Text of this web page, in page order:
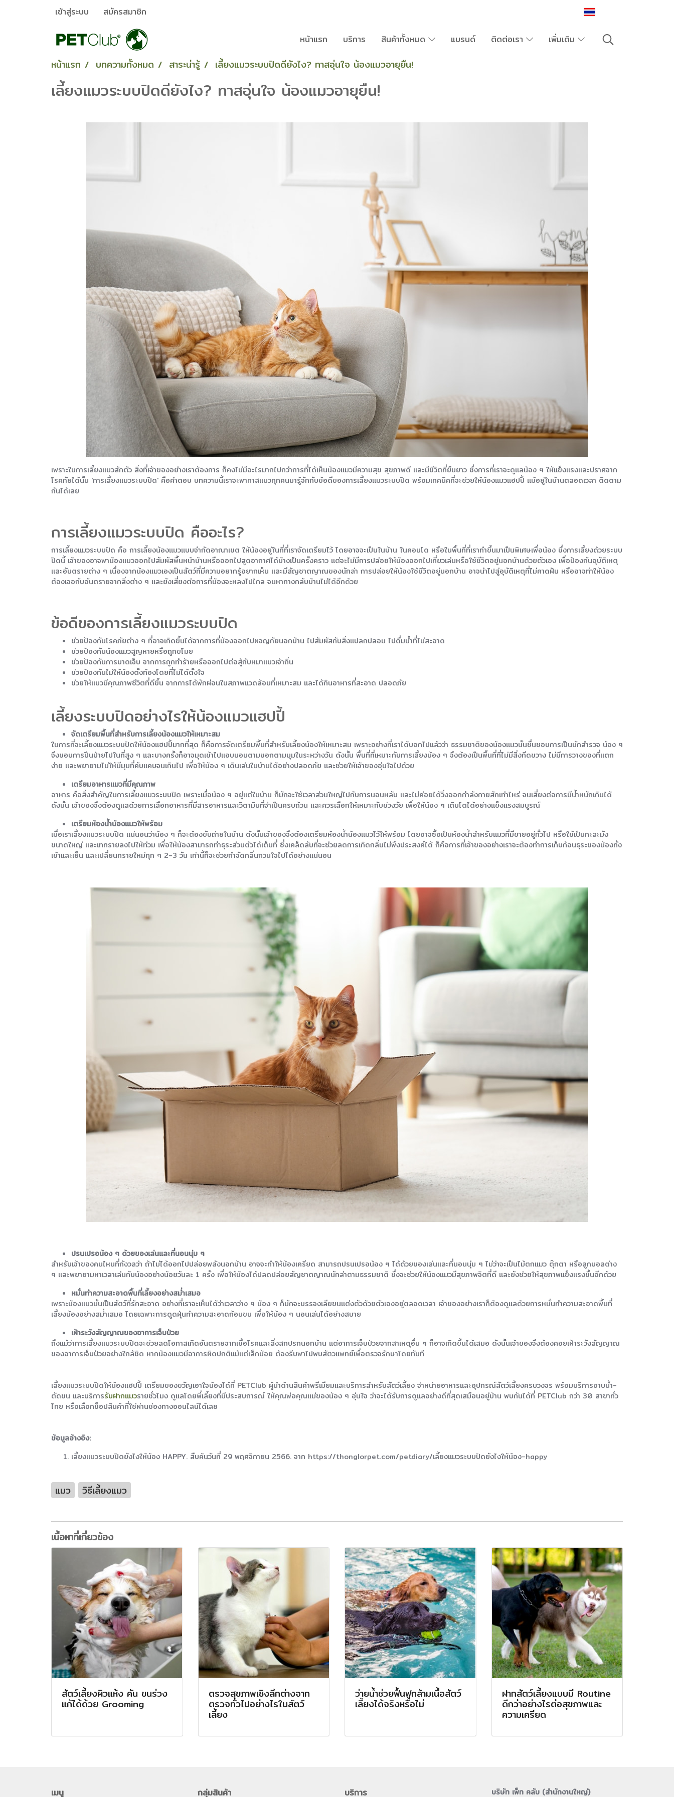
เข้าสู่ระบบ สมัครสมาชิก
หน้าแรก บริการ สินค้าทั้งหมด แบรนด์ ติดต่อเรา เพิ่มเติม
หน้าแรก บทความทั้งหมด สาระน่ารู้ เลี้ยงแมวระบบปิดดียังไง? ทาสอุ่นใจ น้องแมวอายุยืน!
เลี้ยงแมวระบบปิดดียังไง? ทาสอุ่นใจ น้องแมวอายุยืน!
เพราะในการเลี้ยงแมวสักตัว สิ่งที่เจ้าของอย่างเราต้องการ ก็คงไม่มีอะไรมากไปกว่าการที่ได้เห็นน้องแมวมีความสุข สุขภาพดี และมีชีวิตที่ยืนยาว ซึ่งการที่เราจะดูแลน้อง ๆ ให้แข็งแรงและปราศจาก
โรคภัยได้นั้น 'การเลี้ยงแมวระบบปิด' คือคำตอบ บทความนี้เราจะพาทาสแมวทุกคนมารู้จักกับข้อดีของการเลี้ยงแมวระบบปิด พร้อมเทคนิคที่จะช่วยให้น้องแมวแฮปปี้ แม้อยู่ในบ้านตลอดเวลา ติดตาม
กันได้เลย
การเลี้ยงแมวระบบปิด คืออะไร?
การเลี้ยงแมวระบบปิด คือ การเลี้ยงน้องแมวแบบจำกัดอาณาเขต ให้น้องอยู่ในที่ที่เราจัดเตรียมไว้ โดยอาจจะเป็นในบ้าน ในคอนโด หรือในพื้นที่ที่เราทำขึ้นมาเป็นพิเศษเพื่อน้อง ซึ่งการเลี้ยงด้วยระบบ
ปิดนี้ เจ้าของอาจพาน้องแมวออกไปสัมผัสพื้นหน้าบ้านหรือออกไปสูดอากาศได้บ้างเป็นครั้งคราว แต่จะไม่มีการปล่อยให้น้องออกไปเที่ยวเล่นหรือใช้ชีวิตอยู่นอกบ้านด้วยตัวเอง เพื่อป้องกันอุบัติเหตุ
และอันตรายต่าง ๆ เนื่องจากน้องแมวเองเป็นสัตว์ที่มีความอยากรู้อยากเห็น และมีสัญชาตญาณของนักล่า การปล่อยให้น้องใช้ชีวิตอยู่นอกบ้าน อาจนำไปสู่อุบัติเหตุที่ไม่คาดฝัน หรืออาจทำให้น้อง
ต้องเจอกับอันตรายจากสิ่งต่าง ๆ และยังเสี่ยงต่อการที่น้องจะหลงไปไกล จนหาทางกลับบ้านไม่ได้อีกด้วย
ข้อดีของการเลี้ยงแมวระบบปิด
ช่วยป้องกันโรคภัยต่าง ๆ ที่อาจเกิดขึ้นได้จากการที่น้องออกไปผจญภัยนอกบ้าน ไปสัมผัสกับสิ่งแปลกปลอม ไปดื่มน้ำที่ไม่สะอาด
ช่วยป้องกันน้องแมวสูญหายหรือถูกขโมย
ช่วยป้องกันการบาดเจ็บ จากการถูกทำร้ายหรือออกไปต่อสู้กับหมาแมวเจ้าถิ่น
ช่วยป้องกันไม่ให้น้องตั้งท้องโดยที่ไม่ได้ตั้งใจ
ช่วยให้แมวมีคุณภาพชีวิตที่ดีขึ้น จากการได้พักผ่อนในสภาพแวดล้อมที่เหมาะสม และได้กินอาหารที่สะอาด ปลอดภัย
เลี้ยงระบบปิดอย่างไรให้น้องแมวแฮปปี้
จัดเตรียมพื้นที่สำหรับการเลี้ยงน้องแมวให้เหมาะสม
ในการที่จะเลี้ยงแมวระบบปิดให้น้องแฮปปี้มากที่สุด ก็คือการจัดเตรียมพื้นที่สำหรับเลี้ยงน้องให้เหมาะสม เพราะอย่างที่เราได้บอกไปแล้วว่า ธรรมชาติของน้องแมวนั้นชื่นชอบการเป็นนักสำรวจ น้อง ๆ
จึงชอบการปีนป่ายไปในที่สูง ๆ และบางครั้งก็อาจมุดเข้าไปแอบนอนตามซอกตามมุมในระหว่างวัน ดังนั้น พื้นที่ที่เหมาะกับการเลี้ยงน้อง ๆ จึงต้องเป็นพื้นที่ที่ไม่มีสิ่งกีดขวาง ไม่มีการวางของที่แตก
ง่าย และพยายามไม่ให้มีมุมที่คับแคบจนเกินไป เพื่อให้น้อง ๆ เดินเล่นในบ้านได้อย่างปลอดภัย และช่วยให้เจ้าของอุ่นใจไปด้วย
เตรียมอาหารแมวที่มีคุณภาพ
อาหาร คือสิ่งสำคัญในการเลี้ยงแมวระบบปิด เพราะเมื่อน้อง ๆ อยู่แต่ในบ้าน ก็มักจะใช้เวลาส่วนใหญ่ไปกับการนอนหลับ และไม่ค่อยได้วิ่งออกกำลังกายสักเท่าไหร่ จนเสี่ยงต่อการมีน้ำหนักเกินได้
ดังนั้น เจ้าของจึงต้องดูแลด้วยการเลือกอาหารที่มีสารอาหารและวิตามินที่จำเป็นครบถ้วน และควรเลือกให้เหมาะกับช่วงวัย เพื่อให้น้อง ๆ เติบโตได้อย่างแข็งแรงสมบูรณ์
เตรียมห้องน้ำน้องแมวให้พร้อม
เมื่อเราเลี้ยงแมวระบบปิด แน่นอนว่าน้อง ๆ ก็จะต้องขับถ่ายในบ้าน ดังนั้นเจ้าของจึงต้องเตรียมห้องน้ำน้องแมวไว้ให้พร้อม โดยอาจซื้อเป็นห้องน้ำสำหรับแมวที่มีขายอยู่ทั่วไป หรือใช้เป็นกะละมัง
ขนาดใหญ่ และเททรายลงไปให้ท่วม เพื่อให้น้องสามารถทำธุระส่วนตัวได้เต็มที่ ซึ่งเคล็ดลับที่จะช่วยลดการเกิดกลิ่นไม่พึงประสงค์ได้ ก็คือการที่เจ้าของอย่างเราจะต้องทำการเก็บก้อนธุระของน้องทั้ง
เช้าและเย็น และเปลี่ยนทรายใหม่ทุก ๆ 2-3 วัน เท่านี้ก็จะช่วยกำจัดกลิ่นกวนใจไปได้อย่างแน่นอน
ปรนเปรอน้อง ๆ ด้วยของเล่นและที่นอนนุ่ม ๆ
สำหรับเจ้าของคนไหนที่กังวลว่า ถ้าไม่ได้ออกไปปล่อยพลังนอกบ้าน อาจจะทำให้น้องเครียด สามารถปรนเปรอน้อง ๆ ได้ด้วยของเล่นและที่นอนนุ่ม ๆ ไม่ว่าจะเป็นไม้ตกแมว ตุ๊กตา หรือลูกบอลต่าง
ๆ และพยายามหาเวลาเล่นกับน้องอย่างน้อยวันละ 1 ครั้ง เพื่อให้น้องได้ปลดปล่อยสัญชาตญาณนักล่าตามธรรมชาติ ซึ่งจะช่วยให้น้องแมวมีสุขภาพจิตที่ดี และยังช่วยให้สุขภาพแข็งแรงขึ้นอีกด้วย
หมั่นทำความสะอาดพื้นที่เลี้ยงอย่างสม่ำเสมอ
เพราะน้องแมวนั้นเป็นสัตว์ที่รักสะอาด อย่างที่เราจะเห็นได้ว่าเวลาว่าง ๆ น้อง ๆ ก็มักจะบรรจงเลียขนแต่งตัวด้วยตัวเองอยู่ตลอดเวลา เจ้าของอย่างเราก็ต้องดูแลด้วยการหมั่นทำความสะอาดพื้นที่
เลี้ยงน้องอย่างสม่ำเสมอ โดยเฉพาะการดูดฝุ่นทำความสะอาดก้อนขน เพื่อให้น้อง ๆ นอนเล่นได้อย่างสบาย
เฝ้าระวังสัญญาณของอาการเจ็บป่วย
ถึงแม้ว่าการเลี้ยงแมวระบบปิดจะช่วยลดโอกาสเกิดอันตรายจากเชื้อโรคและสิ่งสกปรกนอกบ้าน แต่อาการเจ็บป่วยจากสาเหตุอื่น ๆ ก็อาจเกิดขึ้นได้เสมอ ดังนั้นเจ้าของจึงต้องคอยเฝ้าระวังสัญญาณ
ของอาการเจ็บป่วยอย่างใกล้ชิด หากน้องแมวมีอาการผิดปกติแม้แต่เล็กน้อย ต้องรีบพาไปพบสัตวแพทย์เพื่อตรวจรักษาโดยทันที
เลี้ยงแมวระบบปิดให้น้องแฮปปี้ เตรียมของขวัญเอาใจน้องได้ที่ PETClub ผู้นำด้านสินค้าพรีเมียมและบริการสำหรับสัตว์เลี้ยง จำหน่ายอาหารและอุปกรณ์สัตว์เลี้ยงครบวงจร พร้อมบริการอาบน้ำ-
ตัดขน และบริการรับฝากแมวรายชั่วโมง ดูแลโดยพี่เลี้ยงที่มีประสบการณ์ ให้คุณพ่อคุณแม่ของน้อง ๆ อุ่นใจ ว่าจะได้รับการดูแลอย่างดีที่สุดเสมือนอยู่บ้าน พบกันได้ที่ PETClub กว่า 30 สาขาทั่ว
ไทย หรือเลือกช็อปสินค้าที่ใช่ผ่านช่องทางออนไลน์ได้เลย
ข้อมูลอ้างอิง:
เลี้ยงแมวระบบปิดยังไงให้น้อง HAPPY. สืบค้นวันที่ 29 พฤศจิกายน 2566. จาก https://thonglorpet.com/petdiary/เลี้ยงแมวระบบปิดยังไงให้น้อง-happy
แมว วิธีเลี้ยงแมว
เนื้อหาที่เกี่ยวข้อง
สัตว์เลี้ยงผิวแห้ง คัน ขนร่วง
แก้ได้ด้วย Grooming
ตรวจสุขภาพเชิงลึกต่างจาก
ตรวจทั่วไปอย่างไรในสัตว์
เลี้ยง
ว่ายน้ำช่วยฟื้นฟูกล้ามเนื้อสัตว์
เลี้ยงได้จริงหรือไม่
ฝากสัตว์เลี้ยงแบบมี Routine
ดีกว่าอย่างไรต่อสุขภาพและ
ความเครียด
เมนู กลุ่มสินค้า บริการ บริษัท เพ็ท คลับ (สำนักงานใหญ่)